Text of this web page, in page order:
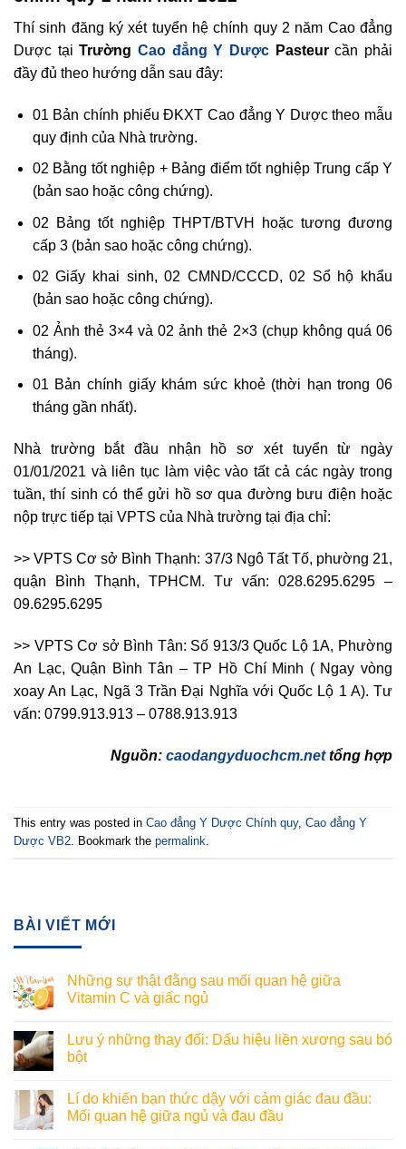
BÀI VIẾT MỚI
Những sự thật đằng sau mối quan hệ giữa
Vitamin C và giấc ngủ
Lưu ý những thay đổi: Dấu hiệu liền xương sau bó
bột
Lí do khiến bạn thức dậy với cảm giác đau đầu:
Mối quan hệ giữa ngủ và đau đầu
Thí sinh đăng ký xét tuyển hệ chính quy 2 năm Cao đẳng
Dược tạiTrườngCao đẳng Y Dược Pasteurcần phải
đầy đủ theo hướng dẫn sau đây:
01 Bản chính phiếu ĐKXT Cao đẳng Y Dược theo mẫu
quy định của Nhà trường.
02 Bằng tốt nghiệp + Bảng điểm tốt nghiệp Trung cấp Y
(bản sao hoặc công chứng).
02 Bảng tốt nghiệp THPT/BTVH hoặc tương đương
cấp 3 (bản sao hoặc công chứng).
02 Giấy khai sinh, 02 CMND/CCCD, 02 Sổ hộ khẩu
(bản sao hoặc công chứng).
02 Ảnh thẻ 3×4 và 02 ảnh thẻ 2×3 (chụp không quá 06
tháng).
01 Bản chính giấy khám sức khoẻ (thời hạn trong 06
tháng gần nhất).
Nhà trường bắt đầu nhận hồ sơ xét tuyển từ ngày
01/01/2021 và liên tục làm việc vào tất cả các ngày trong
tuần, thí sinh có thể gửi hồ sơ qua đường bưu điện hoặc
nộp trực tiếp tại VPTS của Nhà trường tại địa chỉ:
>> VPTS Cơ sở Bình Thạnh: 37/3 Ngô Tất Tố, phường 21,
quận Bình Thạnh, TPHCM. Tư vấn: 028.6295.6295 –
09.6295.6295
>> VPTS Cơ sở Bình Tân: Số 913/3 Quốc Lộ 1A, Phường
An Lạc, Quận Bình Tân – TP Hồ Chí Minh ( Ngay vòng
xoay An Lạc, Ngã 3 Trần Đại Nghĩa với Quốc Lộ 1 A). Tư
vấn: 0799.913.913 – 0788.913.913
Nguồn: caodangyduochcm.nettổng hợp
This entry was posted in Cao đẳng Y Dược Chính quy, Cao đẳng Y
Dược VB2 . Bookmark the permalink